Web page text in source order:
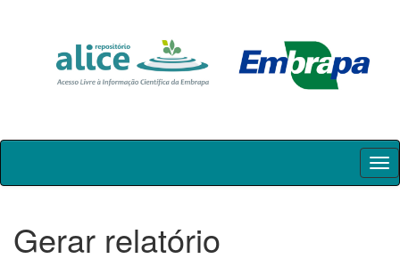
Skip
Gerar relatório